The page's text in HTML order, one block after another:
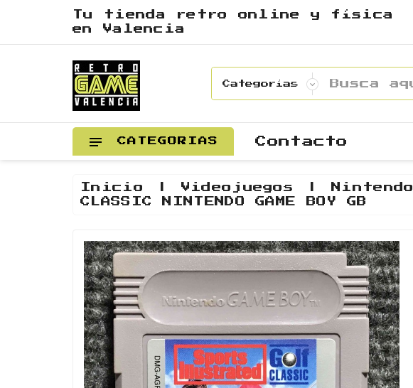
Tu tienda retro online y física
en Valencia
CATEGORIAS Contacto
Inicio Videojuegos Nintendo
CLASSIC NINTENDO GAME BOY GB